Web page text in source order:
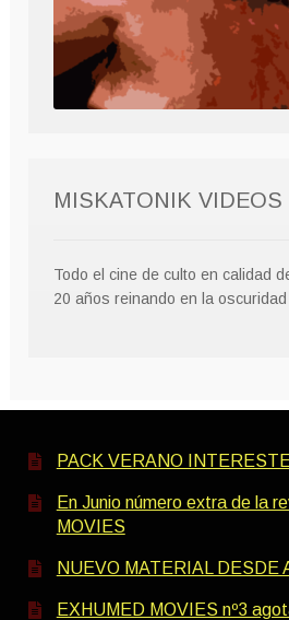
MISKATONIK VIDEOS
Todo el cine de culto en calidad
20 años reinando en la
PACK VERANO
En Junio número extra de la
MOVIES
NUEVO MATERIAL DESDE
EXHUMED MOVIES nº3